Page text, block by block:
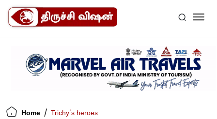
Home / Trichy's heroes